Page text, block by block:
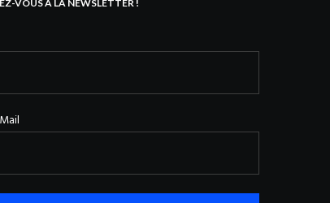
VOUS A LA NEWSLETTER !